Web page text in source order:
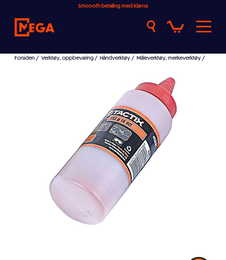
Smoooth betaling med Klarna
Forsiden / Verktøy, oppbevaring / Håndverktøy / Måleverktøy, merkeverktøy /